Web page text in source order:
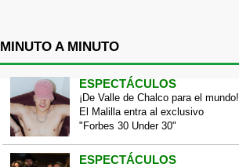
MINUTO A MINUTO
ESPECTÁCULOS
¡De Valle de Chalco para el mundo!
El Malilla entra al exclusivo
"Forbes 30 Under 30"
ESPECTÁCULOS